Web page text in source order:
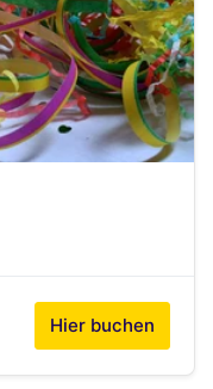
Hier buchen